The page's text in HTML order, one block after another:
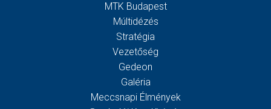
MTK Budapest
Múltidézés
Stratégia
Vezetőség
Gedeon
Galéria
Meccsnapi Élmények